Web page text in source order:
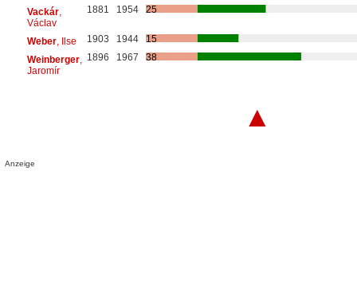
Vackár,
Václav
1881 1954 25
Weber, Ilse 1903 1944
15
Weinberger,
Jaromír
1896 1967 38
▲
Anzeige